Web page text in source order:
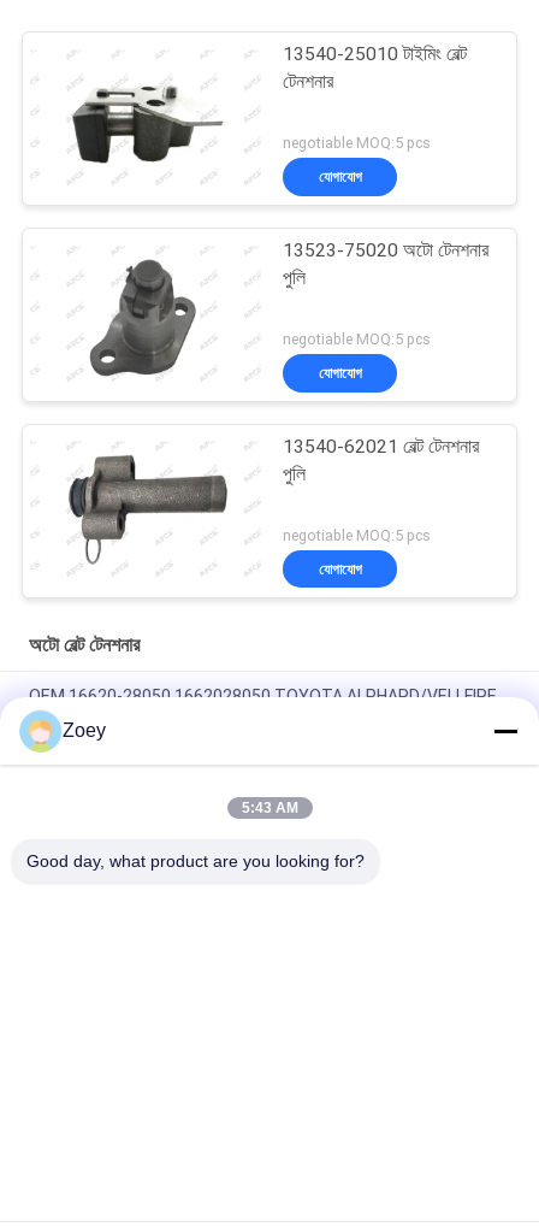
13540-25010 টাইমিং বেল্ট
টেনশনার
negotiable MOQ:5 pcs
যোগাযোগ
13523-75020 অটো টেনশনার
পুলি
negotiable MOQ:5 pcs
যোগাযোগ
13540-62021 বেল্ট টেনশনার
পুলি
negotiable MOQ:5 pcs
যোগাযোগ
অটো বেল্ট টেনশনার
OEM 16620-28050 1662028050 TOYOTA ALPHARD/VELLFIRE
এর জন্য বেল্ট টেনশনার।4
54.90 মিমি বাইরের ব্যাসার্ধ Mazdaspeed 6 Alternator with 7 Grooves
OEM 37322-04330 3732204330 KIA PICANTO III (TA) এর জন্য
Zoey
5:43 AM
Good day, what product are you looking for?